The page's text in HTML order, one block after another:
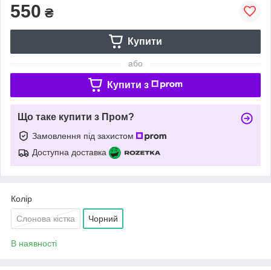
550 ₴
Купити
або
Купити з
Що таке купити з Пром?
Замовлення під захистом
Доступна доставка
Колір
Слонова кістка Чорний
В наявності